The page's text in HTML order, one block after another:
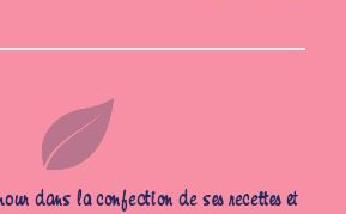
dans la confection de ses recettes et